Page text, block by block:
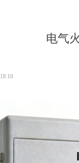
电气
18:10